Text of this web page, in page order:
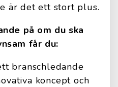
är det ett stort plus.
på om du ska
får du:
branschledande
koncept och